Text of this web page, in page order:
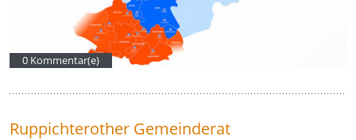
0 Kommentar(e)
Ruppichterother Gemeinderat